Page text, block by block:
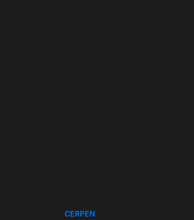
CERPEN